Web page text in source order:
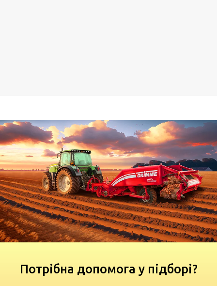
Потрібна допомога у підборі?